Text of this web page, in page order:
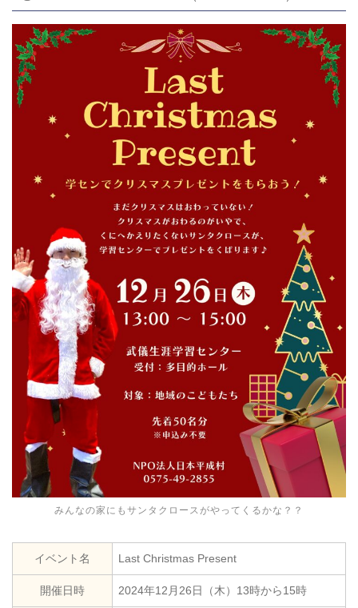
みんなの家にもサンタクロースがやってくるかな？？
イベント名 Last Christmas Present
開催日時 2024年12月26日（木）13時から15時